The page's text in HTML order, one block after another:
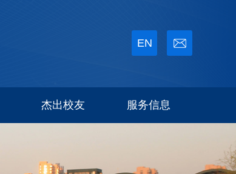
EN
杰出校友 服务信息